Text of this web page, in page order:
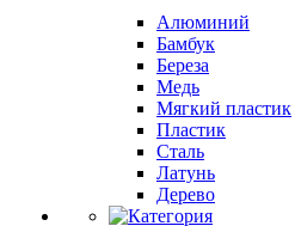
Алюминий
Бамбук
Береза
Медь
Мягкий пластик
Пластик
Сталь
Латунь
Дерево